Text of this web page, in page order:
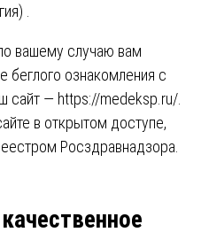
.
вашему случаю вам
беглого ознакомления с
сайт — https://medeksp.ru/
в открытом доступе,
Росздравнадзора.